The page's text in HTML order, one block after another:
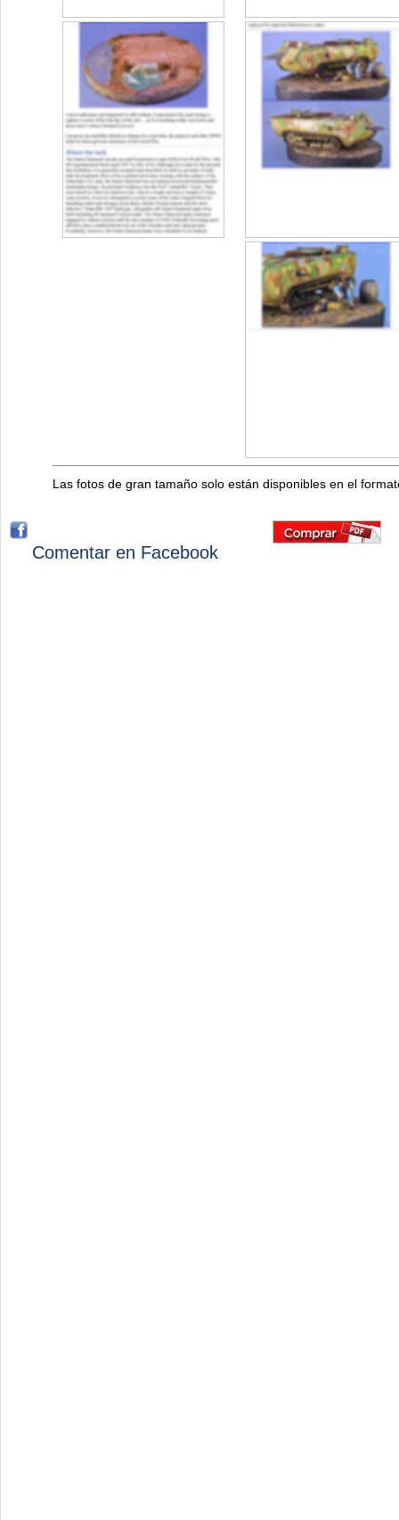
Las fotos de gran tamaño solo están disponibles en el
Comentar en Facebook